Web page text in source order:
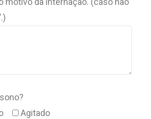
Agitado